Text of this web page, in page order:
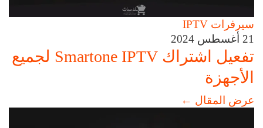
سيرفرات IPTV
21 أغسطس 2024
تفعيل اشتراك Smartone IPTV لجميع
الأجهزة
عرض المقال ←